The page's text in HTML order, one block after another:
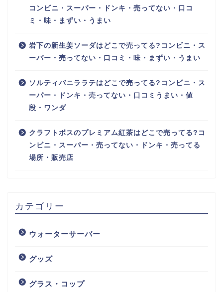
コンビニ・スーパー・ドンキ・売ってない・口コ
ミ・味・まずい・うまい
岩下の新生姜ソーダはどこで売ってる?コンビニ・ス
ーパー・売ってない・口コミ・味・まずい・うまい
ソルティバニララテはどこで売ってる?コンビニ・ス
ーパー・ドンキ・売ってない・口コミうまい・値
段・ワンダ
クラフトボスのプレミアム紅茶はどこで売ってる?コ
ンビニ・スーパー・売ってない・ドンキ・売ってる
場所・販売店
カテゴリー
ウォーターサーバー
グッズ
グラス・コップ